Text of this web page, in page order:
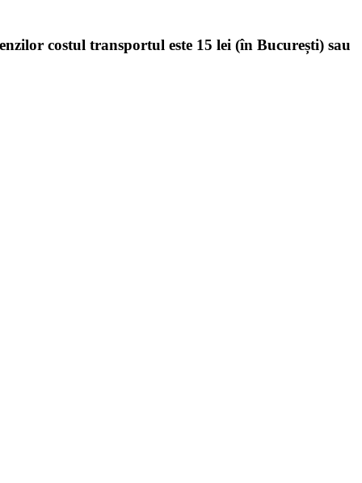
costul transportul este 15 lei (în București) sau